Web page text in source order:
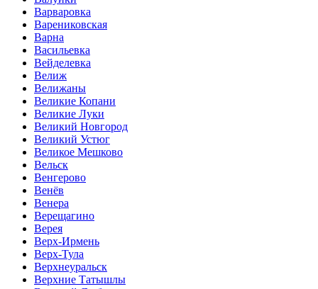
Варваровка
Варениковская
Варна
Васильевка
Вейделевка
Велиж
Велижаны
Великие Копани
Великие Луки
Великий Новгород
Великий Устюг
Великое Мешково
Вельск
Венгерово
Венёв
Венера
Верещагино
Верея
Верх-Ирмень
Верх-Тула
Верхнеуральск
Верхние Татышлы